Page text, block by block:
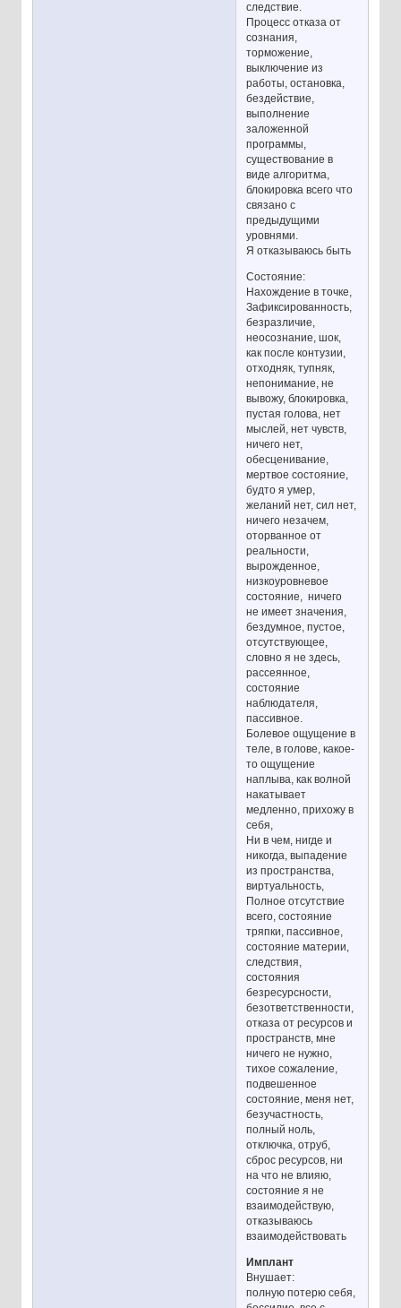
следствие.
Процесс отказа от
сознания,
торможение,
выключение из
работы, остановка,
бездействие,
выполнение
заложенной
программы,
существование в
виде алгоритма,
блокировка всего что
связано с
предыдущими
уровнями.
Я отказываюсь быть
Состояние:
Нахождение в точке,
Зафиксированность,
безразличие,
неосознание, шок,
как после контузии,
отходняк, тупняк,
непонимание, не
вывожу, блокировка,
пустая голова, нет
мыслей, нет чувств,
ничего нет,
обесценивание,
мертвое состояние,
будто я умер,
желаний нет, сил нет,
ничего незачем,
оторванное от
реальности,
вырожденное,
низкоуровневое
состояние, ничего
не имеет значения,
бездумное, пустое,
отсутствующее,
словно я не здесь,
рассеянное,
состояние
наблюдателя,
пассивное.
Болевое ощущение в
теле, в голове, какое-
то ощущение
наплыва, как волной
накатывает
медленно, прихожу в
себя,
Ни в чем, нигде и
никогда, выпадение
из пространства,
виртуальность,
Полное отсутствие
всего, состояние
тряпки, пассивное,
состояние материи,
следствия,
состояния
безресурсности,
безответственности,
отказа от ресурсов и
пространств, мне
ничего не нужно,
тихое сожаление,
подвешенное
состояние, меня нет,
безучастность,
полный ноль,
отключка, отруб,
сброс ресурсов, ни
на что не влияю,
состояние я не
взаимодействую,
отказываюсь
взаимодействовать
Имплант
Внушает:
полную потерю себя,